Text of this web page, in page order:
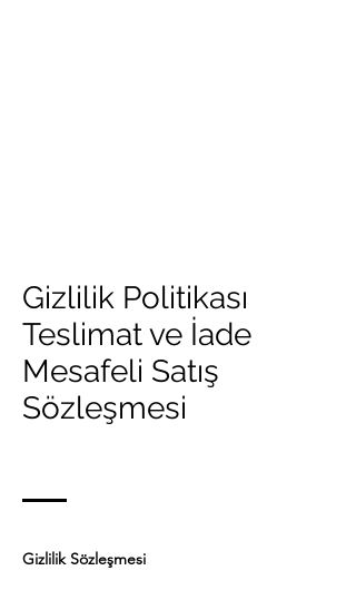
Gizlilik Politikası
Teslimat ve İade
Mesafeli Satış
Sözleşmesi
Gizlilik Sözleşmesi